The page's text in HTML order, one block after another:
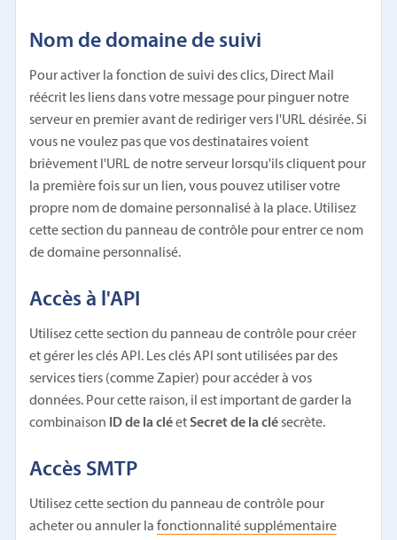
Nom de domaine de suivi
Pour activer la fonction de suivi des clics, Direct Mail
réécrit les liens dans votre message pour pinguer notre
serveur en premier avant de rediriger vers l'URL désirée. Si
vous ne voulez pas que vos destinataires voient
brièvement l'URL de notre serveur lorsqu'ils cliquent pour
la première fois sur un lien, vous pouvez utiliser votre
propre nom de domaine personnalisé à la place. Utilisez
cette section du panneau de contrôle pour entrer ce nom
de domaine personnalisé.
Accès à l'API
Utilisez cette section du panneau de contrôle pour créer
et gérer les clés API. Les clés API sont utilisées par des
services tiers (comme Zapier) pour accéder à vos
données. Pour cette raison, il est important de garder la
combinaison
ID de la cléet Secret de la clésecrète.
Accès SMTP
Utilisez cette section du panneau de contrôle pour
acheter ou annuler lafonctionnalité supplémentaire